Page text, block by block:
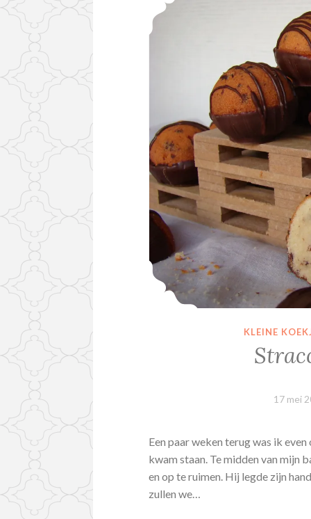
KLEINE
17 mei
Een paar weken terug was ik
kwam staan. Te midden van mijn
en op te ruimen. Hij legde zijn
zullen we…